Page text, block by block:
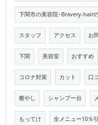
下関市の美容院･Bravery-hair
スタッフ アクセス お
下関 美容室 おすすめ
コロナ対策 カット 口
癒やし シャンプー台
もってけ 全メニュー10％